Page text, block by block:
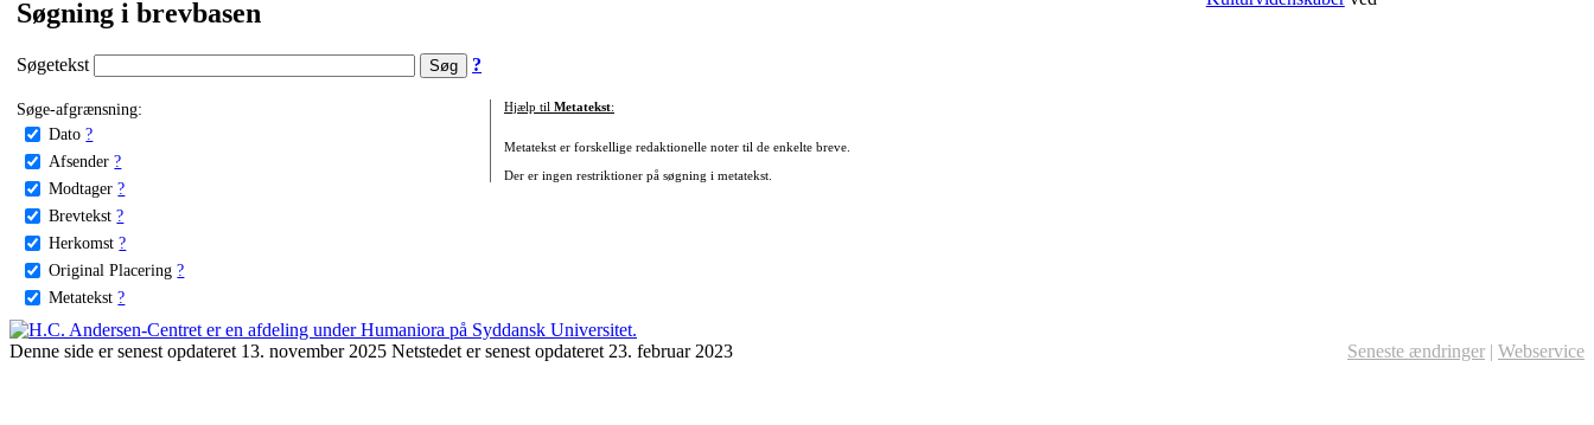
Søgning i brevbasen
Søgetekst ?
Søge-afgrænsning:
Dato ?
Afsender ?
Modtager ?
Brevtekst ?
Herkomst ?
Original Placering ?
Metatekst ?
Hjælp til Metatekst:
Metatekst er forskellige redaktionelle noter til de enkelte breve.
Der er ingen restriktioner på søgning i metatekst.
Denne side er senest opdateret 13. november 2025 Netstedet er senest opdateret 23. februar 2023 Seneste ændringer | Webservice